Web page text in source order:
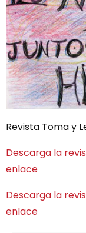
Revista Toma y
Descarga la
enlace
Descarga la
enlace